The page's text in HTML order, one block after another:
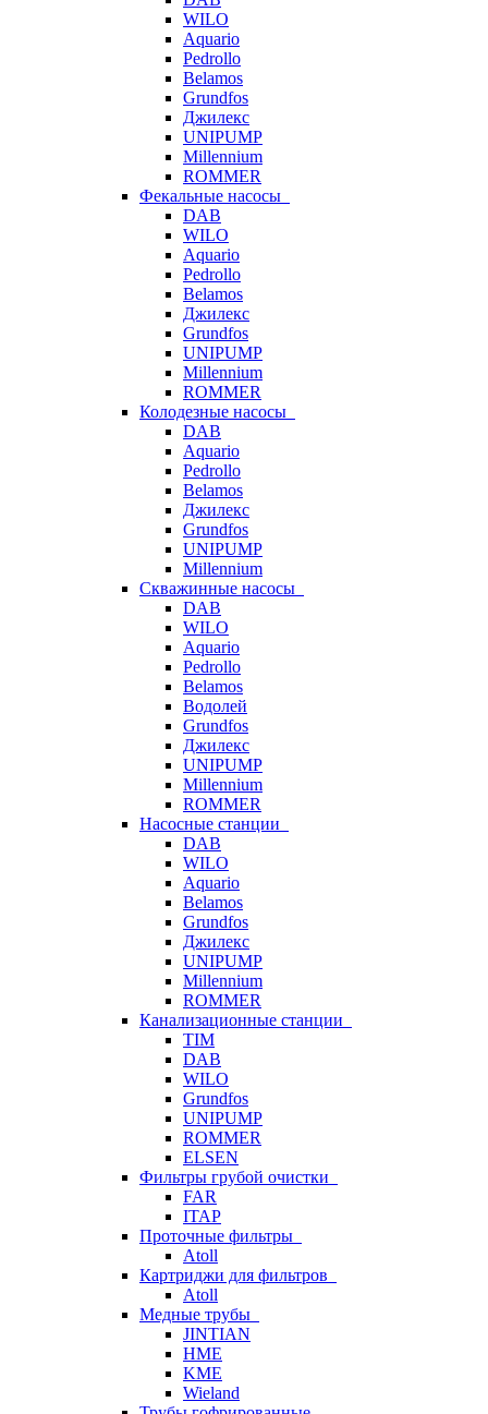
WILO
Aquario
Pedrollo
Belamos
Grundfos
Джилекс
UNIPUMP
Millennium
ROMMER
Фекальные насосы
DAB
WILO
Aquario
Pedrollo
Belamos
Джилекс
Grundfos
UNIPUMP
Millennium
ROMMER
Колодезные насосы
DAB
Aquario
Pedrollo
Belamos
Джилекс
Grundfos
UNIPUMP
Millennium
Скважинные насосы
DAB
WILO
Aquario
Pedrollo
Belamos
Водолей
Grundfos
Джилекс
UNIPUMP
Millennium
ROMMER
Насосные станции
DAB
WILO
Aquario
Belamos
Grundfos
Джилекс
UNIPUMP
Millennium
ROMMER
Канализационные станции
TIM
DAB
WILO
Grundfos
UNIPUMP
ROMMER
ELSEN
Фильтры грубой очистки
FAR
ITAP
Проточные фильтры
Atoll
Картриджи для фильтров
Atoll
Медные трубы
JINTIAN
HME
KME
Wieland